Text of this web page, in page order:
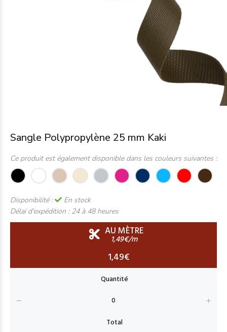
Sangle Polypropylène 25 mm Kaki
Ce produit est également disponible dans les couleurs suivantes :
Disponibilité :
En stock
Délai d'expédition : 24 à 48 heures
AU MÈTRE
1,49€/m
1,49€